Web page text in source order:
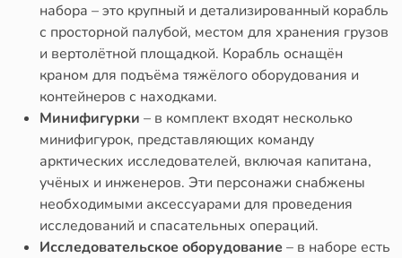
набора – это крупный и детализированный корабль
с просторной палубой, местом для хранения грузов
и вертолётной площадкой. Корабль оснащён
краном для подъёма тяжёлого оборудования и
контейнеров с находками.
Минифигурки – в комплект входят несколько
минифигурок, представляющих команду
арктических исследователей, включая капитана,
учёных и инженеров. Эти персонажи снабжены
необходимыми аксессуарами для проведения
исследований и спасательных операций.
Исследовательское оборудование– в наборе есть